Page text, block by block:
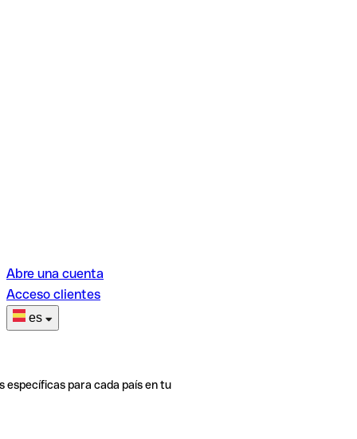
Abre una cuenta
Acceso clientes
es
específicas para cada país en tu